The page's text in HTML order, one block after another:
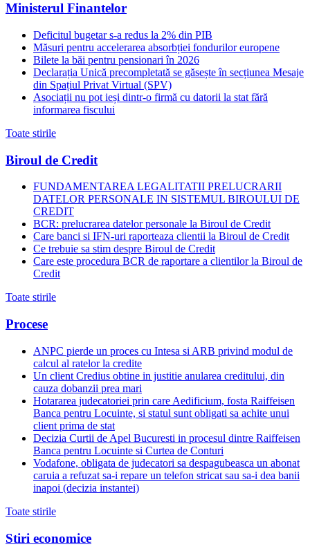
Ministerul Finantelor
Deficitul bugetar s-a redus la 2% din PIB
Măsuri pentru accelerarea absorbției fondurilor europene
Bilete la băi pentru pensionari în 2026
Declarația Unică precompletată se găsește în secțiunea Mesaje
din Spațiul Privat Virtual (SPV)
Asociații nu pot ieși dintr-o firmă cu datorii la stat fără
informarea fiscului
Toate stirile
Biroul de Credit
FUNDAMENTAREA LEGALITATII PRELUCRARII
DATELOR PERSONALE IN SISTEMUL BIROULUI DE
CREDIT
BCR: prelucrarea datelor personale la Biroul de Credit
Care banci si IFN-uri raporteaza clientii la Biroul de Credit
Ce trebuie sa stim despre Biroul de Credit
Care este procedura BCR de raportare a clientilor la Biroul de
Credit
Toate stirile
Procese
ANPC pierde un proces cu Intesa si ARB privind modul de
calcul al ratelor la credite
Un client Credius obtine in justitie anularea creditului, din
cauza dobanzii prea mari
Hotararea judecatoriei prin care Aedificium, fosta Raiffeisen
Banca pentru Locuinte, si statul sunt obligati sa achite unui
client prima de stat
Decizia Curtii de Apel Bucuresti in procesul dintre Raiffeisen
Banca pentru Locuinte si Curtea de Conturi
Vodafone, obligata de judecatori sa despagubeasca un abonat
caruia a refuzat sa-i repare un telefon stricat sau sa-i dea banii
inapoi (decizia instantei)
Toate stirile
Stiri economice